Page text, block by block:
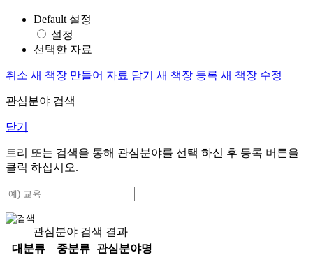
Default 설정
설정
선택한 자료
취소 새 책장 만들어 자료 담기 새 책장 등록 새 책장 수정
관심분야 검색
닫기
트리 또는 검색을 통해 관심분야를 선택 하신 후 등록 버튼을
클릭 하십시오.
관심분야 검색 결과
대분류
중분류
관심분야명